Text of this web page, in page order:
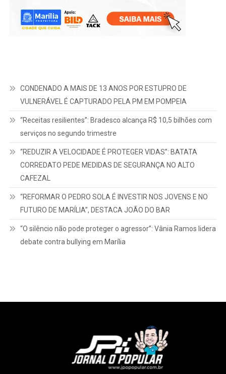
CONDENADO A MAIS DE 13 ANOS POR ESTUPRO DE
VULNERÁVEL É CAPTURADO PELA PM EM POMPEIA
“Receitas resilientes”: Bradesco alcança R$ 10,5 bilhões com
serviços no segundo trimestre
“REDUZIR A VELOCIDADE É PROTEGER VIDAS”: BATATA
CORREDATO PEDE MEDIDAS DE SEGURANÇA NO ALTO
CAFEZAL
“REFORMAR O PEDRO SOLA É INVESTIR NOS JOVENS E NO
FUTURO DE MARÍLIA”, DESTACA JOÃO DO BAR
“O silêncio não pode proteger o agressor”: Vânia Ramos lidera
debate contra bullying em Marília